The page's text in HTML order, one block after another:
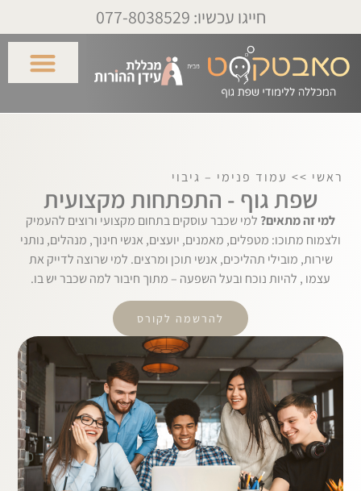
חייגו עכשיו: 077-8038529
ראשי>>עמוד פנימי – גיבוי
שפת גוף - התפתחות מקצועית
למי זה מתאים?למי שכבר עוסקים בתחום מקצועי ורוצים להעמיק
ולצמוח מתוכו:מטפלים, מאמנים, יועצים, אנשי חינוך, מנהלים, נותני
שירות, מובילי תהליכים, אנשי תוכן ומרצים.למי שרוצה לדייק את
עצמו , להיות נוכח ובעל השפעה – מתוך חיבור למה שכבר יש בו.
להרשמה לקורס